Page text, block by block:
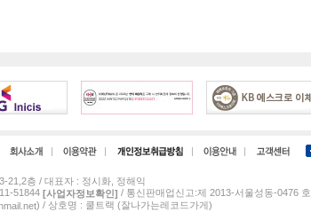
21,2층 / 대표자 : 정시화, 정해익
51844 [사업자정보확인] / 통신판매업신고:제 2013-서울성동-0476 호
) / 상호명 : 쿨트랙 (잘나가는레코드가게)